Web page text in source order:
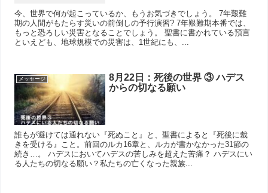
今、世界で何が起こっているか、もうお気づきでしょう。 7年艱難
期の人間がもたらす災いの前倒しの予行演習? 7年艱難期本番では、
もっと恐ろしい災害となることでしょう。 聖書に書かれている預言
といえども、地球規模での災害は、1世紀にも、...
メッセージ
8月22日：死後の世界 ③ ハデス
からの切なる願い
誰もが避けては通れない『死ぬこと』と、聖書によると『死後に裁
きを受ける』こと。前回のルカ16章と、ルカが書かなかった31節の
続き…。 ハデスにおいてハデスの苦しみを超えた苦痛？ ハデスにい
る人たちの切なる願い？私たちの亡くなった親族...